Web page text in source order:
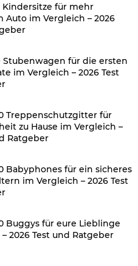
Kindersitze für mehr
Auto im Vergleich – 2026
Stubenwagen für die ersten
im Vergleich – 2026 Test
Treppenschutzgitter für
zu Hause im Vergleich –
Ratgeber
Babyphones für ein sicheres
im Vergleich – 2026 Test
Buggys für eure Lieblinge
2026 Test und Ratgeber